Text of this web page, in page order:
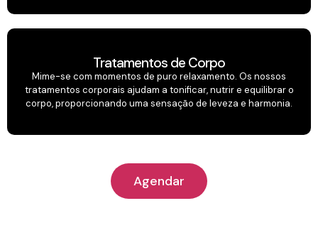
Tratamentos de Corpo
Mime-se com momentos de puro relaxamento. Os nossos
tratamentos corporais ajudam a tonificar, nutrir e equilibrar o
corpo, proporcionando uma sensação de leveza e harmonia.
Agendar